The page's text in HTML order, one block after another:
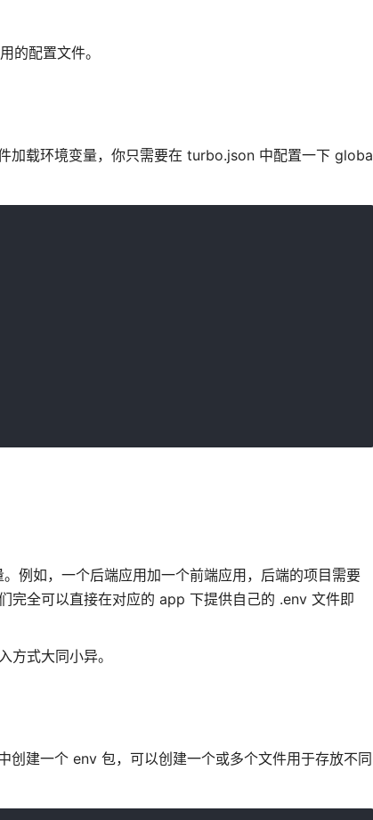
的配置文件。
加载环境变量，你只需要在 turbo.json 中配置一下 globa
例如，一个后端应用加一个前端应用，后端的项目需要
完全可以直接在对应的 app 下提供自己的 .env 文件即
式大同小异。
建一个 env 包，可以创建一个或多个文件用于存放不同